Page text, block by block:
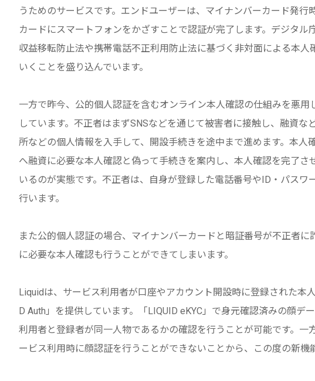
うためのサービスです。エンドユーザーは、マイナンバーカード発
カードにスマートフォンをかざすことで認証が完了します。デジタ
収益移転防止法や携帯電話不正利用防止法に基づく非対面による本
いくことを盛り込んでいます。
一方で昨今、公的個人認証を含むオンライン本人確認の仕組みを悪
しています。不正者はまずSNSなどを通じて被害者に接触し、融資
所などの個人情報を入手して、開設手続きを途中まで進めます。本人
へ融資に必要な本人確認と偽って手続きを案内し、本人確認を完了
いるのが実態です。不正者は、自身が登録した電話番号やID・パス
行います。
また公的個人認証の場合、マイナンバーカードと暗証番号が不正者
に必要な本人確認も行うことができてしまいます。
Liquidは、サービス利用者が口座やアカウント開設時に登録された本
D Auth」を提供しています。「LIQUID eKYC」で身元確認済みの顔デ
利用者と登録者が同一人物であるかの確認を行うことが可能です。
ービス利用時に顔認証を行うことができないことから、この度の新機